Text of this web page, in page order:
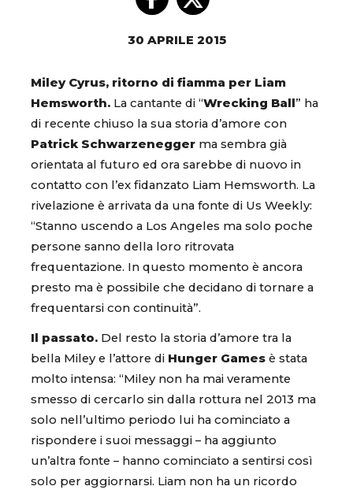
30 APRILE 2015
Miley Cyrus, ritorno di fiamma per Liam
Hemsworth. La cantante di “Wrecking Ball ” ha
di recente chiuso la sua storia d’amore con
Patrick Schwarzenegger ma sembra già
orientata al futuro ed ora sarebbe di nuovo in
contatto con l’ex fidanzato Liam Hemsworth. La
rivelazione è arrivata da una fonte di Us Weekly:
“Stanno uscendo a Los Angeles ma solo poche
persone sanno della loro ritrovata
frequentazione. In questo momento è ancora
presto ma è possibile che decidano di tornare a
frequentarsi con continuità”.
Il passato. Del resto la storia d’amore tra la
bella Miley e l’attore di Hunger Games è stata
molto intensa: “Miley non ha mai veramente
smesso di cercarlo sin dalla rottura nel 2013 ma
solo nell’ultimo periodo lui ha cominciato a
rispondere i suoi messaggi – ha aggiunto
un’altra fonte – hanno cominciato a sentirsi così
solo per aggiornarsi. Liam non ha un ricordo